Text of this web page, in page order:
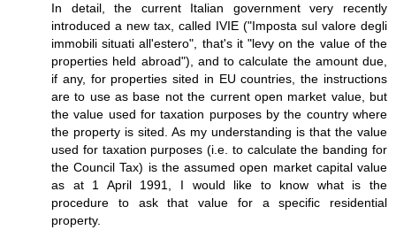
In detail, the current Italian government very recently
introduced a new tax, called IVIE ("Imposta sul valore degli
immobili situati all'estero", that's it "levy on the value of the
properties held abroad"), and to calculate the amount due,
if any, for properties sited in EU countries, the instructions
are to use as base not the current open market value, but
the value used for taxation purposes by the country where
the property is sited. As my understanding is that the value
used for taxation purposes (i.e. to calculate the banding for
the Council Tax) is the assumed open market capital value
as at 1 April 1991, I would like to know what is the
procedure to ask that value for a specific residential
property.